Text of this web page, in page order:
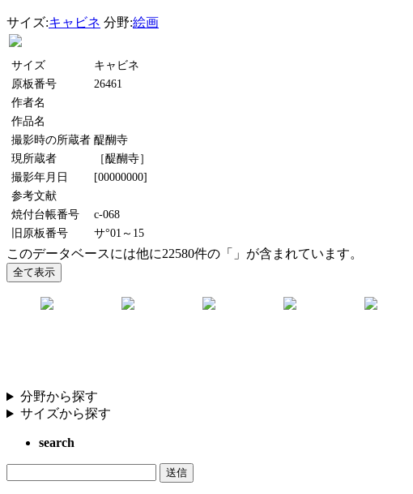
サイズ:キャビネ 分野:絵画
サイズ
キャビネ
原板番号
26461
作者名
作品名
撮影時の所蔵者 醍醐寺
現所蔵者
［醍醐寺］
撮影年月日
[00000000]
参考文献
焼付台帳番号
c-068
旧原板番号
サ°01～15
このデータベースには他に22580件の「」が含まれています。
分野から探す
サイズから探す
search